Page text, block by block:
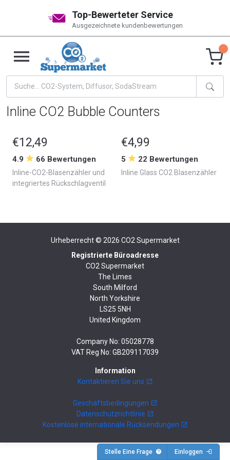
Top-Bewerteter Service
Ausgezeichnete kundenbewertungen
Inline CO2 Bubble Counters
€12,49
4.9 66 Bewertungen
Inline-CO2-Blasenzähler und
integriertes Rückschlagventil
€4,99
5 22 Bewertungen
Inline Glass CO2 Blasenzähler
Urheberrecht © 2026 CO2 Supermarket
Registrierte Büroadresse
CO2 Supermarket
The Limes
South Milford
North Yorkshire
LS25 5NH
United Kingdom
Company No: 05028778
VAT Reg No: GB209117039
Information
Kontaktieren Sie uns
Geschäftsbedingungen
Datenschutzrichtlinie
Kostenlose internationale Rücksendungen
Stelle Eine Frage Einloggen